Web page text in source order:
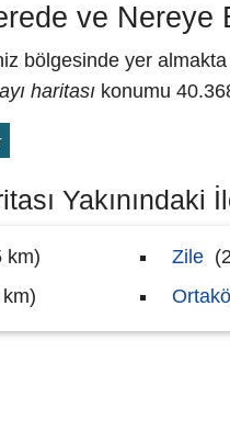
ve Nereye
bölgesinde yer almakta
haritası konumu
Yakınındaki
km)
Zile